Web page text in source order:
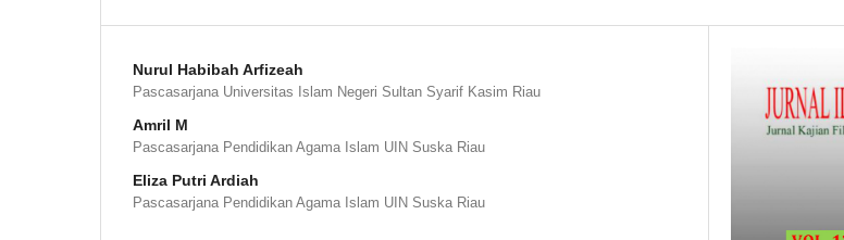
Nurul Habibah Arfizeah
Pascasarjana Universitas Islam Negeri Sultan Syarif Kasim Riau
Amril M
Pascasarjana Pendidikan Agama Islam UIN Suska Riau
Eliza Putri Ardiah
Pascasarjana Pendidikan Agama Islam UIN Suska Riau